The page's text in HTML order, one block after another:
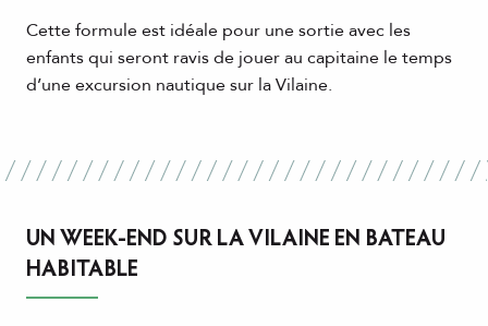
Cette formule est idéale pour une sortie avec les
enfants qui seront ravis de jouer au capitaine le temps
d’une excursion nautique sur la Vilaine.
UN WEEK-END SUR LA VILAINE EN BATEAU
HABITABLE